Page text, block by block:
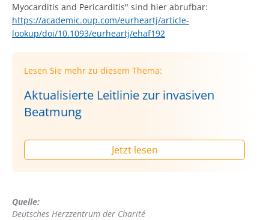
Myocarditis and Pericarditis" sind hier abrufbar:
https://academic.oup.com/eurheartj/article-
lookup/doi/10.1093/eurheartj/ehaf192
Lesen Sie mehr zu diesem Thema:
Aktualisierte Leitlinie zur invasiven
Beatmung
Jetzt lesen
Quelle:
Deutsches Herzzentrum der Charité